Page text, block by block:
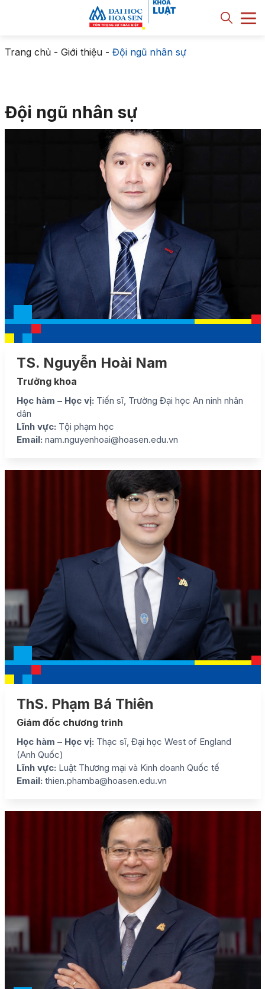
Trang chủ- Giới thiệu- Đội ngũ nhân sự
Đội ngũ nhân sự
TS. Nguyễn Hoài Nam
Trưởng khoa
Học hàm – Học vị: Tiến sĩ, Trường Đại học An ninh nhân
dân
Lĩnh vực: Tội phạm học
Email: nam.nguyenhoai@hoasen.edu.vn
ThS. Phạm Bá Thiên
Giám đốc chương trình
Học hàm – Học vị: Thạc sĩ, Đại học West of England
(Anh Quốc)
Lĩnh vực: Luật Thương mại và Kinh doanh Quốc tế
Email: thien.phamba@hoasen.edu.vn